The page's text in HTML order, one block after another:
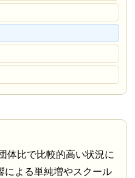
体比で比較的高い状況に
による単純増やスクール